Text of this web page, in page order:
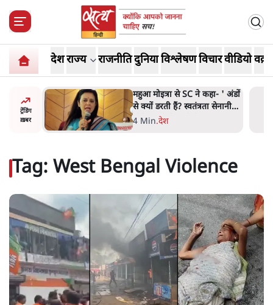
देशराज्य राजनीतिदुनियाविश्लेषणविचारवीडियो
ट्रेंडिंग
ख़बर
' अंडों
सेनानी
Abhijeet Dipke Press
Conference: CJP का 'Kya
Bolti Public' अभियान, चुनाव
-. दिल्ली
Tag: West Bengal Violence